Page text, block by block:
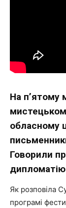
На п’ятому
обласному
Говорили
дипломатію
Як розповіла
програмі